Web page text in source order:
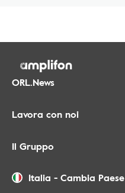
ORL.News
Lavora con noi
Il Gruppo
Italia - Cambia Paese